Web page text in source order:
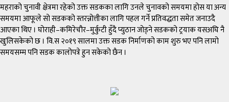
महराको चुनावी क्षेत्रमा रहेको उक्त सडकका लागि उनले चुनावको समयमा होस या अन्य
समयमा आफूले सो सडकको स्तरन्नोत्तीका लागि पहल गर्ने प्रतिवद्धता समेत जनाउदै
आएका थिए । घोराही–कमिरेचौर–मुर्कुटी हुँदै प्युठान जोड्ने सडकको ट्रयाक यसअघि नै
खुलिसकेको छ । वि.स २०१९ सालमा उक्त सडक निर्माणको काम शुरु भए पनि लामो
समयसम्म पनि सडक कालोपत्रे हुन सकेको छैन ।